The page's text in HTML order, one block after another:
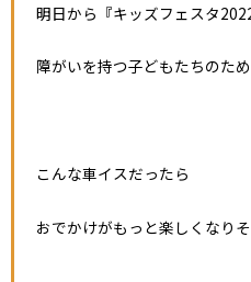
明日から『キッズフェスタ
障がいを持つ子どもたちのた
こんな車イスだったら
おでかけがもっと楽しくなりそ